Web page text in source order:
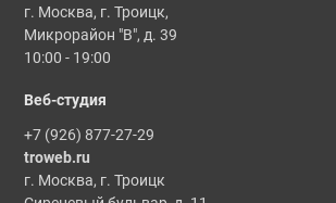
г. Москва, г. Троицк,
Микрорайон "В", д. 39
10:00 - 19:00
Веб-студия
+7 (926) 877-27-29
troweb.ru
г. Москва, г. Троицк